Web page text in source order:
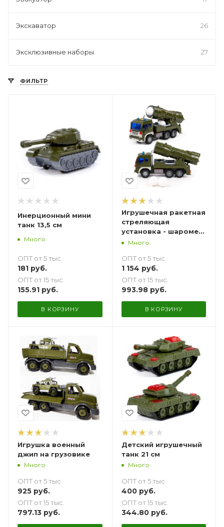
Экскаватор 26
Эксклюзивные наборы 27
ФИЛЬТР
Инерционный мини
танк 13,5 см
Много
ОПТ от 5 тыс.
181 руб.
ОПТ от 15 тыс.
155.91 руб.
В КОРЗИНУ
Игрушечная ракетная
стреляющая
установка - шаромет
(шарострел)
Много
ОПТ от 5 тыс.
1 154 руб.
ОПТ от 15 тыс.
993.98руб.
В КОРЗИНУ
Игрушка военный
джип на грузовике
Много
ОПТ от 5 тыс.
925 руб.
ОПТ от 15 тыс.
797.13 руб.
Детский игрушечный
танк 21 см
Много
ОПТ от 5 тыс.
400руб.
ОПТ от 15 тыс.
344.80руб.